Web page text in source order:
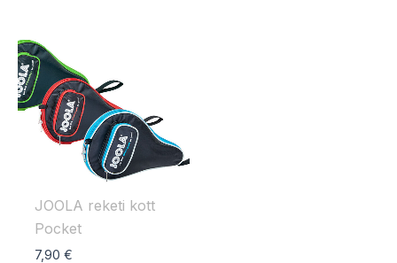
JOOLA reketi kott
Pocket
7,90€